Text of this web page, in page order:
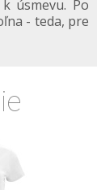
úsmevu. Po
- teda, pre